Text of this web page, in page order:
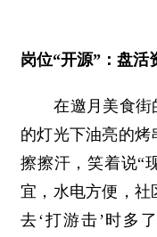
岗位“开源”：盘活
在邀月美食街的
的灯光下油亮的
擦擦汗，笑着说“
宜，水电方便，
去‘打游击’时多